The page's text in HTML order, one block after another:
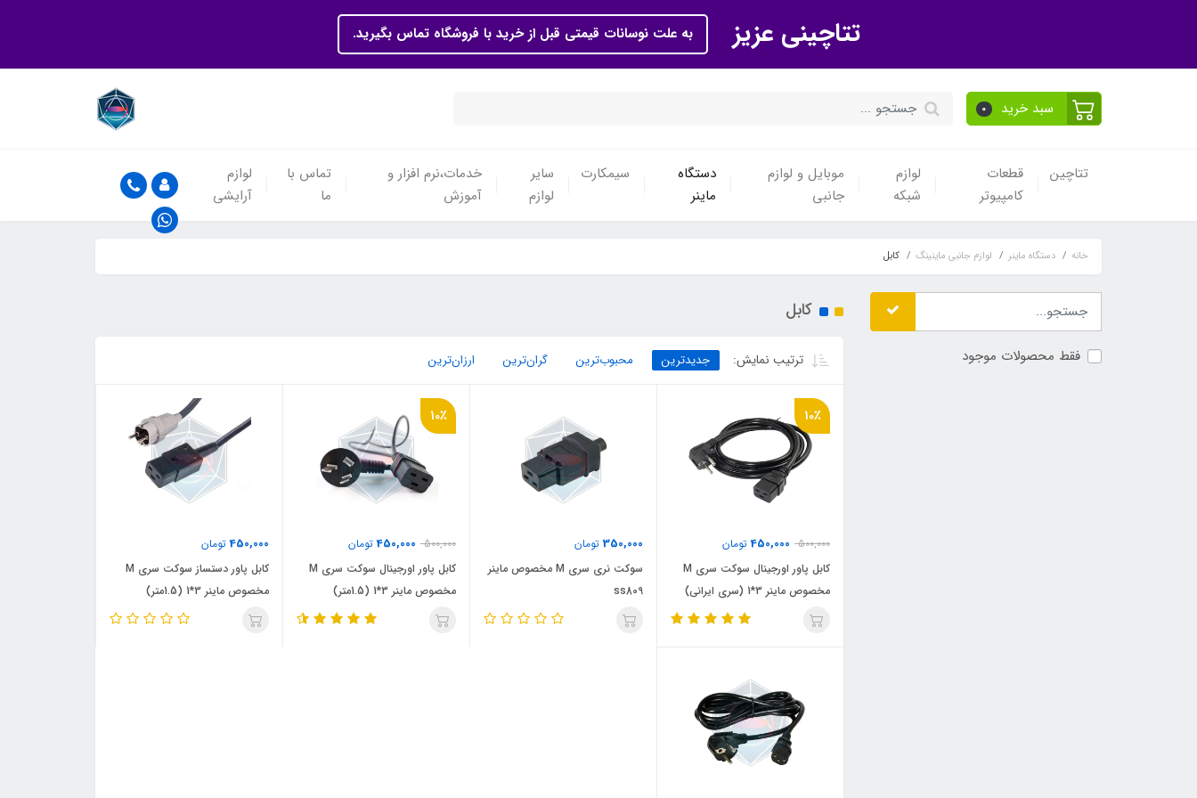
تتاچینی عزیز به علت نوسانات قیمتی قبل از خرید با فروشگاه تماس بگیرید.
سبد خرید 0
تتاچین
قطعات
کامپیوتر
لوازم
شبکه
موبایل و لوازم
جانبی
دستگاه
ماینر
سیمکارت
سایر
لوازم
خدمات،نرم افزار و
آموزش
تماس با
ما
لوازم
آرایشی
خانه دستگاه ماینر لوازم جانبی ماینینگ کابل
فقط محصولات موجود
کابل
ترتیب نمایش: جدیدترین محبوب‌ترین گران‌ترین ارزان‌ترین
10٪
500,000
450,000تومان
کابل پاور اورجینال سوکت سری M
مخصوص ماینر 3*1 (سری ایرانی)
350,000 تومان
سوکت نری سری M مخصوص ماینر
ss809
10٪
500,000
450,000تومان
کابل پاور اورجینال سوکت سری M
مخصوص ماینر 3*1 (1.5متر)
450,000تومان
کابل پاور دستساز سوکت سری M
مخصوص ماینر 3*1 (1.5متر)